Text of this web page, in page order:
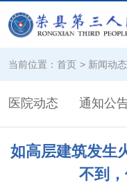
当前位置： 首页 > 新闻动态
医院动态 通知公
如高层建筑发生
不到，